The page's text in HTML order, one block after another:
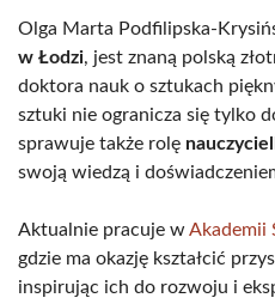
Olga Marta Podfilipska-
w Łodzi, jest znaną polską
doktora nauk o sztukach
sztuki nie ogranicza się tylko
sprawuje także rolę
swoją wiedzą i
Aktualnie pracuje wAkademii
gdzie ma okazję kształcić
inspirując ich do rozwoju i